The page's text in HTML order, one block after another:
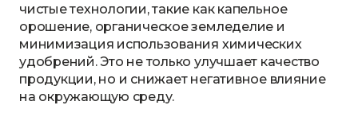
чистые технологии, такие как капельное
орошение, органическое земледелие и
минимизация использования химических
удобрений. Это не только улучшает качество
продукции, но и снижает негативное влияние
на окружающую среду.